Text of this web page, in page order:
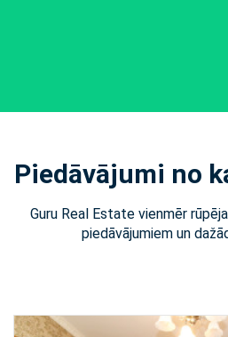
Piedāvājumi no
Guru Real Estate vienmēr
piedāvājumiem un